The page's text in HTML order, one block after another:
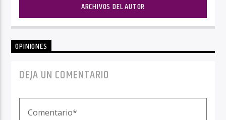
ARCHIVOS DEL AUTOR
OPINIONES
DEJA UN COMENTARIO